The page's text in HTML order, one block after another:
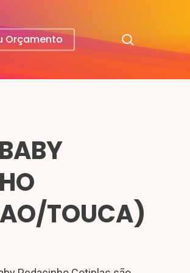
Orçamento
TOUCA)